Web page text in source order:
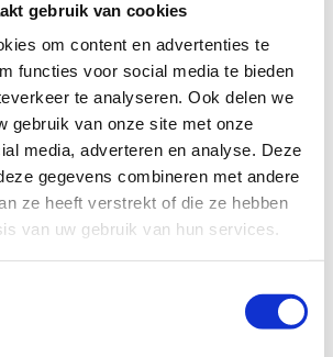
gebruik van cookies
om content en advertenties te
functies voor social media te bieden
te analyseren. Ook delen we
gebruik van onze site met onze
media, adverteren en analyse. Deze
gegevens combineren met andere
ze heeft verstrekt of die ze hebben
van uw gebruik van hun services.
moeilijk
kan je melden via het